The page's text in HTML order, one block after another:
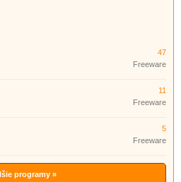
47
Freeware
11
Freeware
5
Freeware
programy »